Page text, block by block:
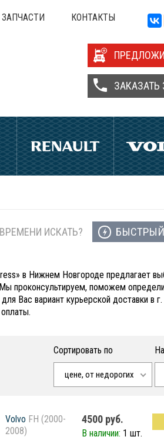
КОНТАКТЫ
ЗАКАЗАТЬ
ИСКАТЬ?
в Нижнем Новгороде предлагает
проконсультируем, поможем
Вас вариант курьерской доставки в
Сортировать по
цене, от недорогих
Volvo FH (2000-
2008)
4500 руб.
В наличии: 1 шт.